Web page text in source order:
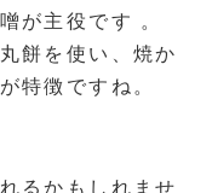
が主役です 。
餅を使い、焼か
特徴ですね。
るかもしれませ